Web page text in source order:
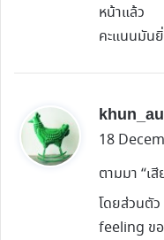
หน้าแล้ว
คะแนนมัน
18
ตามมา “เ
โดยส่วนตั
feeling ข